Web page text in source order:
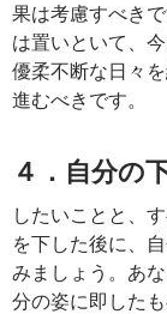
果は考慮すべき
は置いといて、
優柔不断な日々
進むべきです。
４．自分の
したいことと、
を下した後に、
みましょう。あ
分の姿に即した